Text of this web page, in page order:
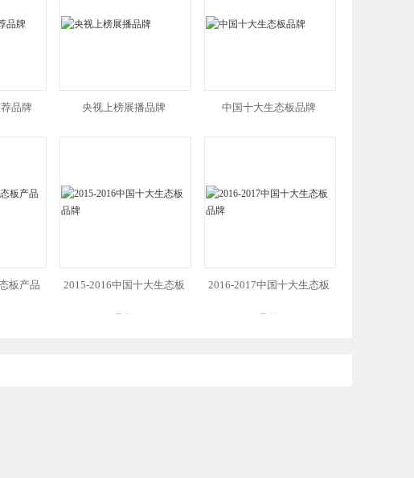
品牌 央视上榜展播品牌 中国十大生态板品牌
板产品 2015-2016中国十大生态板 2016-2017中国十大生态板